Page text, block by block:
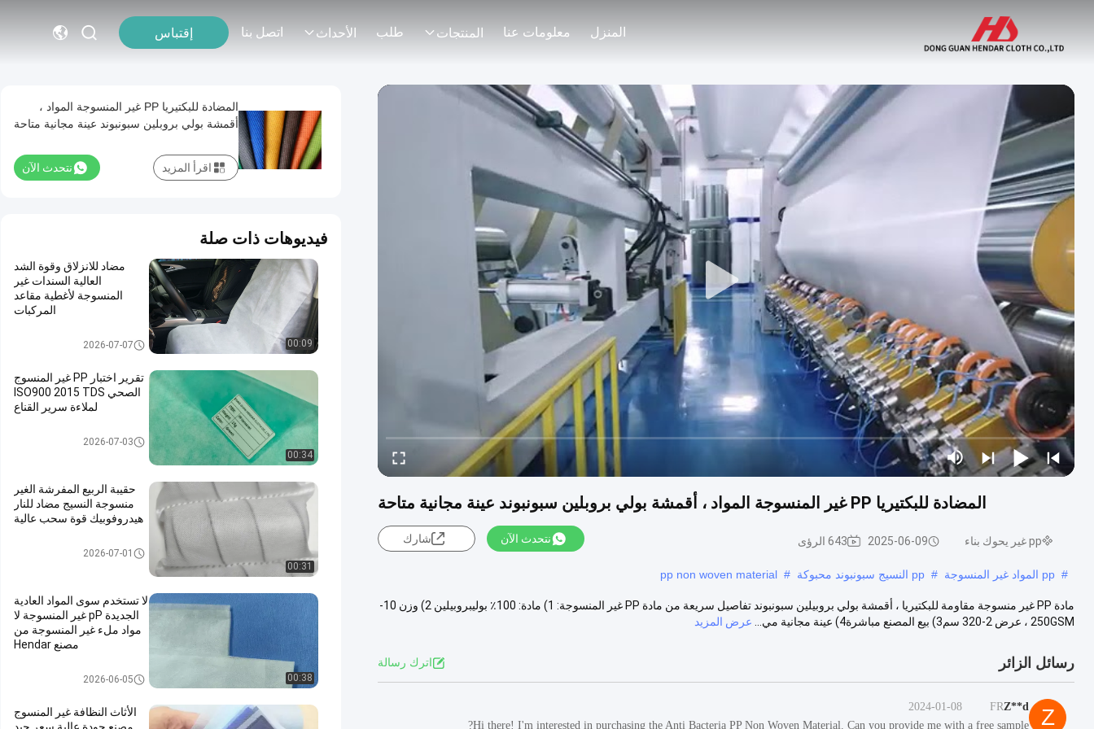
المنزل معلومات عنا المنتجات طلب الأحداث اتصل بنا إقتباس
المضادة للبكتيريا PP غير المنسوجة المواد ، أقمشة بولي بروبلين سبونبوند عينة مجانية متاحة
pp غير يحوك بناء 2025-06-09 643 الرؤى نتحدث الآن شارك
# pp المواد غير المنسوجة # pp النسيج سبونبوند محبوكة #
pp non woven material
مادة PP غير منسوجة مقاومة للبكتيريا ، أقمشة بولي بروبيلين سبونبوند تفاصيل سريعة من مادة PP غير المنسوجة: 1) مادة: 100٪ بوليبروبيلين 2) وزن 10-
250GSM ، عرض 2-320 سم3) بيع المصنع مباشرة4) عينة مجانية مي...
عرض المزيد
رسائل الزائر اترك رسالة
Z
Z**d
FR
2024-01-08
Hi there! I'm interested in purchasing the Anti Bacteria PP Non Woven Material. Can you provide me with a free sample?
المضادة للبكتيريا PP غير المنسوجة المواد ،
أقمشة بولي بروبلين سبونبوند عينة مجانية متاحة
نتحدث الآن اقرأ المزيد
فيديوهات ذات صلة
00:09
مضاد للانزلاق وقوة الشد
العالية السندات غير
المنسوجة لأغطية مقاعد
المركبات
2026-07-07
00:34
تقرير اختبار PP غير المنسوج
الصحي ISO900 2015 TDS
لملاءة سرير القناع
2026-07-03
00:31
حقيبة الربيع المفرشة الغير
منسوجة النسيج مضاد للنار
هيدروفوبيك قوة سحب عالية
2026-07-01
00:38
لا تستخدم سوى المواد العادية
الجديدة pP غير المنسوجة لا
مواد ملء غير المنسوجة من
مصنع Hendar
2026-06-05
الأثاث النظافة غير المنسوج